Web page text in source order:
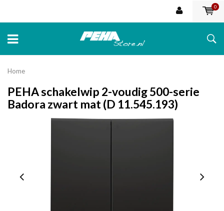
0
Home
PEHA schakelwip 2-voudig 500-serie
Badora zwart mat (D 11.545.193)